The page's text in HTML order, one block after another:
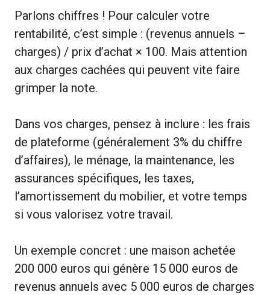
Parlons chiffres ! Pour calculer votre
rentabilité, c’est simple : (revenus annuels –
charges) / prix d’achat × 100. Mais attention
aux charges cachées qui peuvent vite faire
grimper la note.
Dans vos charges, pensez à inclure : les frais
de plateforme (généralement 3% du chiffre
d’affaires), le ménage, la maintenance, les
assurances spécifiques, les taxes,
l’amortissement du mobilier, et votre temps
si vous valorisez votre travail.
Un exemple concret : une maison achetée
200 000 euros qui génère 15 000 euros de
revenus annuels avec 5 000 euros de charges